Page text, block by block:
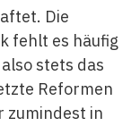
Die
fehlt es häufig
stets das
Reformen
zumindest in